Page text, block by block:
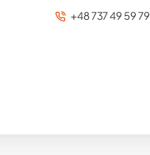
+48 737 49 59 79